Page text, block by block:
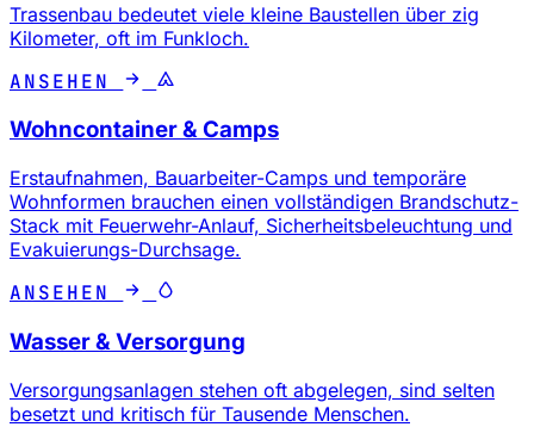
Trassenbau bedeutet viele kleine Baustellen über zig
Kilometer, oft im Funkloch.
ANSEHEN
Wohncontainer & Camps
Erstaufnahmen, Bauarbeiter-Camps und temporäre
Wohnformen brauchen einen vollständigen Brandschutz-
Stack mit Feuerwehr-Anlauf, Sicherheitsbeleuchtung und
Evakuierungs-Durchsage.
ANSEHEN
Wasser & Versorgung
Versorgungsanlagen stehen oft abgelegen, sind selten
besetzt und kritisch für Tausende Menschen.